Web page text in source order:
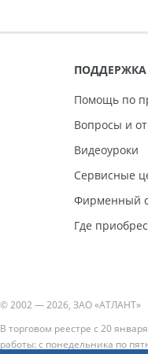
ПОДДЕРЖКА
Помощь по
Вопросы и
Видеоуроки
Сервисные
Фирменный
Где
© 2002 — 2026, ЗАО «АТЛАНТ»
В торговом реестре с 20
работы: с понедельника по